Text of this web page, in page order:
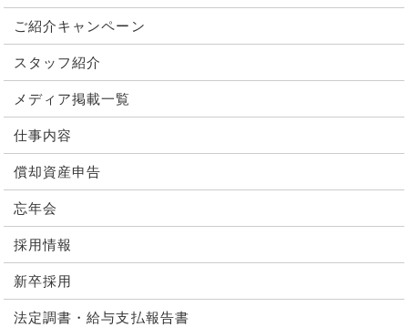
ご紹介キャンペーン
スタッフ紹介
メディア掲載一覧
仕事内容
償却資産申告
忘年会
採用情報
新卒採用
法定調書・給与支払報告書